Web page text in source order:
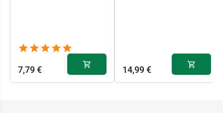
Conditionnement :
7,79 € 14,99 €